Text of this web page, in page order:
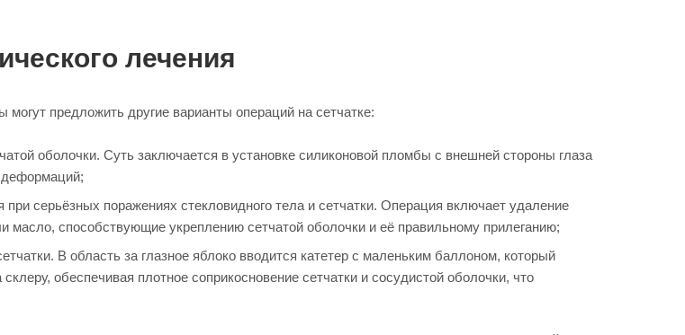
лечения
предложить другие варианты операций на сетчатке:
оболочки. Суть заключается в установке силиконовой пломбы с внешней стороны глаза
деформаций;
при серьёзных поражениях стекловидного тела и сетчатки. Операция включает удаление
масло, способствующие укреплению сетчатой оболочки и её правильному прилеганию;
В область за глазное яблоко вводится катетер с маленьким баллоном, который
обеспечивая плотное соприкосновение сетчатки и сосудистой оболочки, что